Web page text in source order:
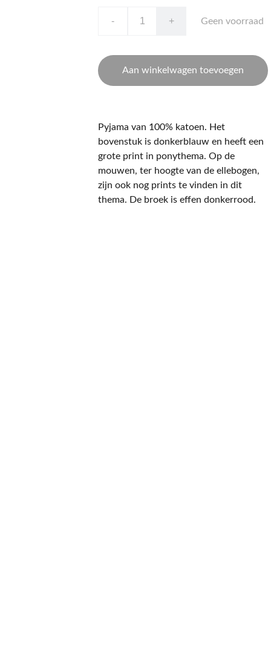
- + Geen voorraad
Aan winkelwagen toevoegen
Pyjama van 100% katoen. Het
bovenstuk is donkerblauw en heeft een
grote print in ponythema. Op de
mouwen, ter hoogte van de ellebogen,
zijn ook nog prints te vinden in dit
thema. De broek is effen donkerrood.